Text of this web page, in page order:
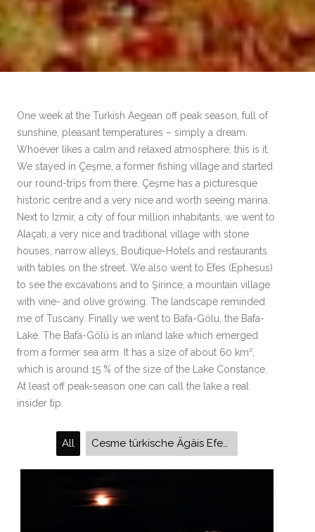
One week at the Turkish Aegean off peak season, full of
sunshine, pleasant temperatures – simply a dream.
Whoever likes a calm and relaxed atmosphere, this is it.
We stayed in Çeşme, a former fishing village and started
our round-trips from there. Çeşme has a picturesque
historic centre and a very nice and worth seeing marina.
Next to Izmir, a city of four million inhabitants, we went to
Alaçatı, a very nice and traditional village with stone
houses, narrow alleys, Boutique-Hotels and restaurants
with tables on the street. We also went to Efes (Ephesus)
to see the excavations and to Şirince, a mountain village
with vine- and olive growing. The landscape reminded
me of Tuscany. Finally we went to Bafa-Gölu, the Bafa-
Lake. The Bafa-Gölü is an inland lake which emerged
from a former sea arm. It has a size of about 60 km²,
which is around 15 % of the size of the Lake Constance.
At least off peak-season one can call the lake a real
insider tip.
All Cesme türkische Ägäis Efes Ephesus Izmir Alcate Bafa Gölü Bafasee Latmos-Gebirge Urla Ilica Thermalquellen Selcuk Boyalik Beach Atatürk